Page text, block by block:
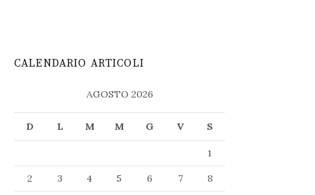
CALENDARIO ARTICOLI
AGOSTO 2026
D L M M G V S
1
2
3 4 5 6 7
8